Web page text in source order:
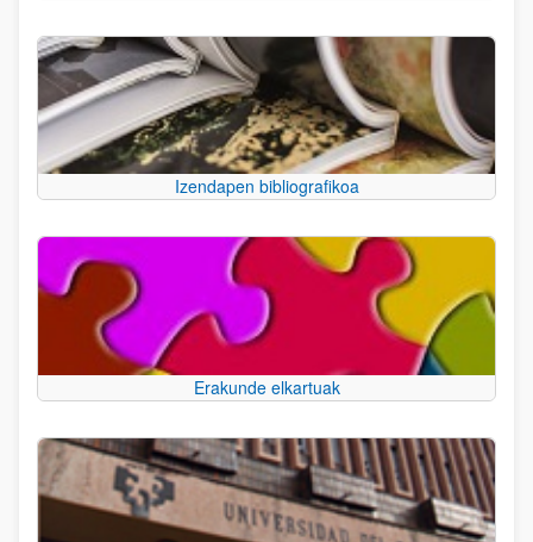
Izendapen bibliografikoa
Erakunde elkartuak